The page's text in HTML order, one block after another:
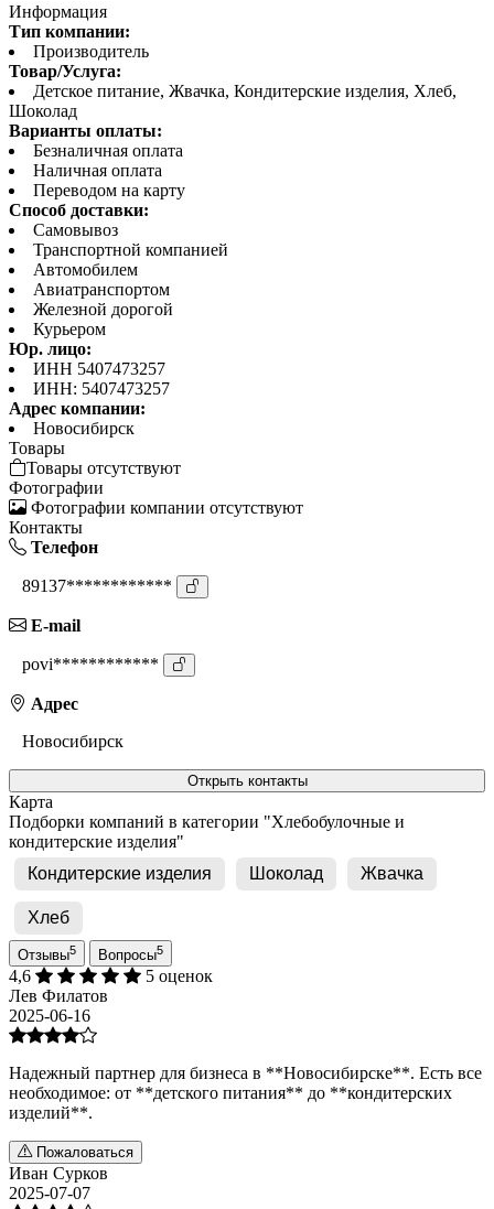
Информация
Тип компании:
Производитель
Товар/Услуга:
Детское питание, Жвачка, Кондитерские изделия, Хлеб,
Шоколад
Варианты оплаты:
Безналичная оплата
Наличная оплата
Переводом на карту
Способ доставки:
Самовывоз
Транспортной компанией
Автомобилем
Авиатранспортом
Железной дорогой
Курьером
Юр. лицо:
ИНН 5407473257
ИНН: 5407473257
Адрес компании:
Новосибирск
Товары
Товары отсутствуют
Фотографии
Фотографии компании отсутствуют
Контакты
Телефон
89137************
E-mail
povi************
Адрес
Новосибирск
Открыть контакты
Карта
Подборки компаний в категории "Хлебобулочные и
кондитерские изделия"
Кондитерские изделия
Шоколад Жвачка
Хлеб
Отзывы5 Вопросы5
4,6
5 оценок
Лев Филатов
2025-06-16
Надежный партнер для бизнеса в **Новосибирске**. Есть все
необходимое: от **детского питания** до **кондитерских
изделий**.
Пожаловаться
Иван Сурков
2025-07-07